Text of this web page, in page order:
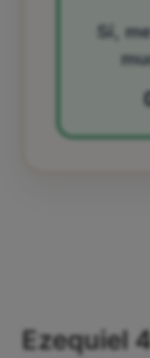
Sí,
Ezequiel